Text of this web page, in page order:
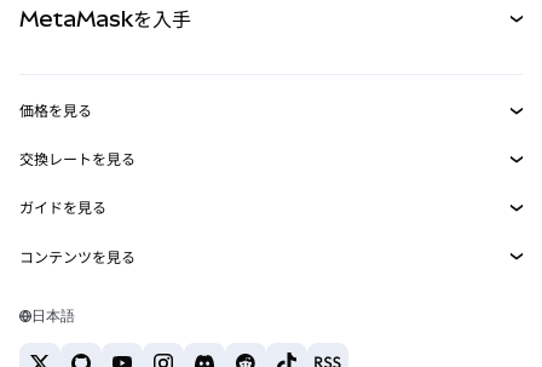
RWA
MetaMask Connect
Snaps
Web3サービス
MetaMaskを入手
セキュリティ
サポート
キャリア
お問い合わせ
価格を見る
イーサリアムの価格
Solanaの価格
Tetherの価格
交換レートを見る
ETH→USD
USDT→INR
BTC→INR
ETH→USDT
ガイドを見る
ETHの購入
コンテンツを見る
Solanaウォレット
日本語